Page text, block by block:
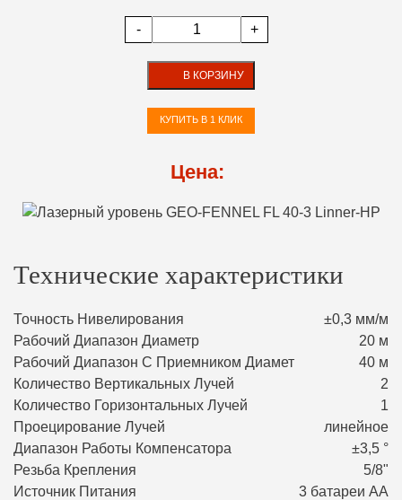
- +
В КОРЗИНУ
КУПИТЬ В 1 КЛИК
Цена:
Технические характеристики
Точность Нивелирования
±0,3 мм/м
Рабочий Диапазон Диаметр
20 м
Рабочий Диапазон С Приемником Диамет
40 м
Количество Вертикальных Лучей
2
Количество Горизонтальных Лучей
1
Проецирование Лучей
линейное
Диапазон Работы Компенсатора
±3,5 °
Резьба Крепления
5/8"
Источник Питания
3 батареи АА